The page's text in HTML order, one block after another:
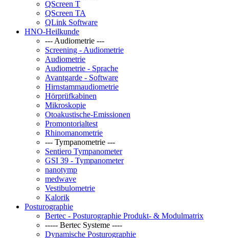
QScreen T
QScreen TA
QLink Software
HNO-Heilkunde
--- Audiometrie ---
Screening - Audiometrie
Audiometrie
Audiometrie - Sprache
Avantgarde - Software
Hirnstammaudiometrie
Hörprüfkabinen
Mikroskopie
Otoakustische-Emissionen
Promontorialtest
Rhinomanometrie
--- Tympanometrie ---
Sentiero Tympanometer
GSI 39 - Tympanometer
nanotymp
medwave
Vestibulometrie
Kalorik
Posturographie
Bertec - Posturographie Produkt- & Modulmatrix
----- Bertec Systeme ----
Dynamische Posturographie